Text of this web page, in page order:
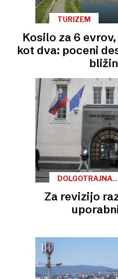
TURIZEM
Kosilo za 6
kot dva: poceni
DOLGOTRAJNA
Za revizijo